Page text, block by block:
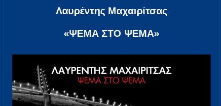
Λαυρέντης Μαχαιρίτσας
«ΨΕΜΑ ΣΤΟ ΨΕΜΑ»